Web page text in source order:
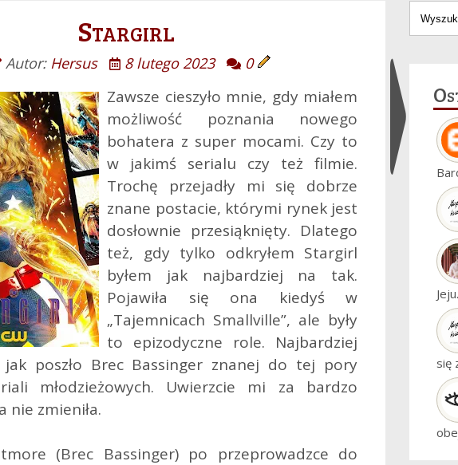
Stargirl
Autor: Hersus 8 lutego 2023 0
Zawsze cieszyło mnie, gdy miałem
możliwość poznania nowego
bohatera z super mocami. Czy to
w jakimś serialu czy też filmie.
Trochę przejadły mi się dobrze
znane postacie, którymi rynek jest
dosłownie przesiąknięty. Dlatego
też, gdy tylko odkryłem Stargirl
byłem jak najbardziej na tak.
Pojawiła się ona kiedyś w
„Tajemnicach Smallville”, ale były
to epizodyczne role. Najbardziej
jak poszło Brec Bassinger znanej do tej pory
młodzieżowych. Uwierzcie mi za bardzo
nie zmieniła.
(Brec Bassinger) po przeprowadzce do
Ukryj
się